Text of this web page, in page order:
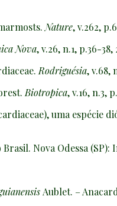
Nature, v.262,
Nova, v.26, n.1, p.36-38,
Rodriguésia, v.68,
Biotropica, v.16, n.3,
uma espécie
Nova Odessa (SP):
Aublet. –